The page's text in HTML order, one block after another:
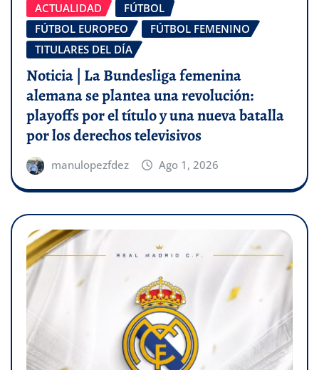
ACTUALIDAD
FÚTBOL
FÚTBOL EUROPEO
FÚTBOL FEMENINO
TITULARES DEL DÍA
Noticia | La Bundesliga femenina
alemana se plantea una revolución:
playoffs por el título y una nueva batalla
por los derechos televisivos
manulopezfdez Ago 1, 2026